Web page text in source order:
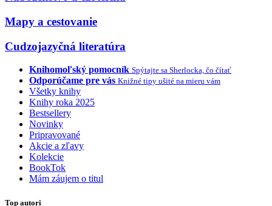
Mapy a cestovanie
Cudzojazyčná literatúra
Knihomoľský pomocník Spýtajte sa Sherlocka, čo čítať
Odporúčame pre vás Knižné tipy ušité na mieru vám
Všetky knihy
Knihy roka 2025
Bestsellery
Novinky
Pripravované
Akcie a zľavy
Kolekcie
BookTok
Mám záujem o titul
Top autori